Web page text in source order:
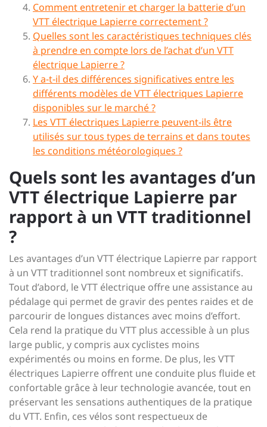
Comment entretenir et charger la batterie d’un
VTT électrique Lapierre correctement ?
Quelles sont les caractéristiques techniques clés
à prendre en compte lors de l’achat d’un VTT
électrique Lapierre ?
Y a-t-il des différences significatives entre les
différents modèles de VTT électriques Lapierre
disponibles sur le marché ?
Les VTT électriques Lapierre peuvent-ils être
utilisés sur tous types de terrains et dans toutes
les conditions météorologiques ?
Quels sont les avantages d’un
VTT électrique Lapierre par
rapport à un VTT traditionnel
?
Les avantages d’un VTT électrique Lapierre par rapport
à un VTT traditionnel sont nombreux et significatifs.
Tout d’abord, le VTT électrique offre une assistance au
pédalage qui permet de gravir des pentes raides et de
parcourir de longues distances avec moins d’effort.
Cela rend la pratique du VTT plus accessible à un plus
large public, y compris aux cyclistes moins
expérimentés ou moins en forme. De plus, les VTT
électriques Lapierre offrent une conduite plus fluide et
confortable grâce à leur technologie avancée, tout en
préservant les sensations authentiques de la pratique
du VTT. Enfin, ces vélos sont respectueux de